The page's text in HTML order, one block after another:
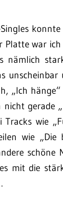
Platte war
nämlich
„Ich
nicht gerade
Tracks wie
wie „Die
mit die